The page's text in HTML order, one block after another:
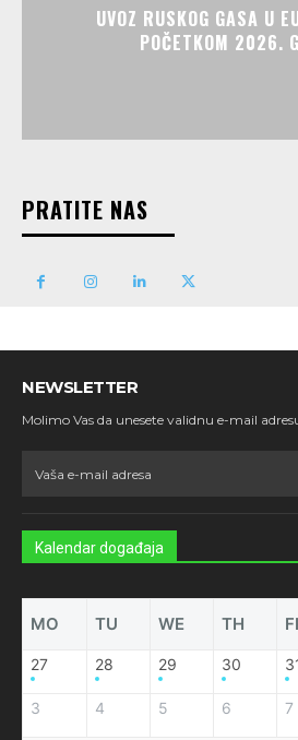
UVOZ RUSKOG GASA U
POČETKOM 2026.
PRATITE NAS
NEWSLETTER
Molimo Vas da unesete validnu e-mail
Kalendar događaja
MO TU WE TH
27 28 29 30
3 4 5 6 7